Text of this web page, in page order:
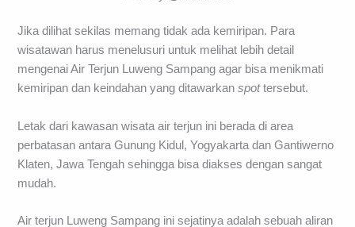
Jika dilihat sekilas memang tidak ada kemiripan. Para
wisatawan harus menelusuri untuk melihat lebih detail
mengenai Air Terjun Luweng Sampang agar bisa menikmati
kemiripan dan keindahan yang ditawarkanspottersebut.
Letak dari kawasan wisata air terjun ini berada di area
perbatasan antara Gunung Kidul, Yogyakarta dan Gantiwerno
Klaten, Jawa Tengah sehingga bisa diakses dengan sangat
mudah.
Air terjun Luweng Sampang ini sejatinya adalah sebuah aliran